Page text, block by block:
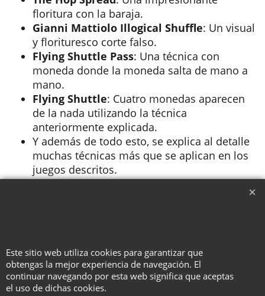
floritura con la baraja.
Gianni Mattiolo Illogical Shuffle: Un visual
y florituresco corte falso.
Flying Shuttle Pass: Una técnica con
moneda donde la moneda salta de mano a
mano.
Flying Shuttle: Cuatro monedas aparecen
de la nada utilizando la técnica
anteriormente explicada.
Y además de todo esto, se explica al detalle
muchas técnicas más que se aplican en los
juegos descritos.
Este sitio web utiliza cookies para garantizar que
obtengas la mejor experiencia de navegación. El
continuar navegando por esta web significa que aceptas
el uso de dichas cookies.